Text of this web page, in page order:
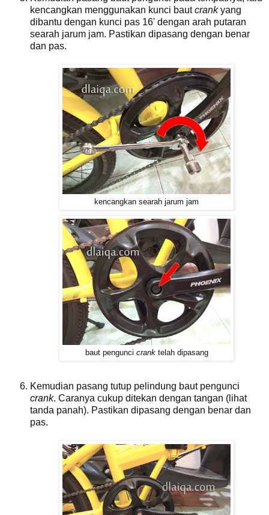
kencangkan menggunakan kunci bautcrankyang
dibantu dengan kunci pas 16' dengan arah putaran
searah jarum jam. Pastikan dipasang dengan benar
dan pas.
kencangkan searah jarum jam
baut pengunci cranktelah dipasang
Kemudian pasang tutup pelindung baut pengunci
crank. Caranya cukup ditekan dengan tangan (lihat
tanda panah). Pastikan dipasang dengan benar dan
pas.